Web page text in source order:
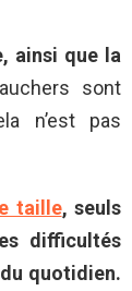
ainsi que la
sont
n’est pas
taille, seuls
difficultés
quotidien.